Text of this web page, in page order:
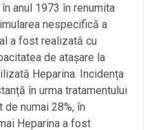
anul 1973 în renumita
nespecifică a
a fost realizată cu
de atașare la
Heparina. Incidența
în urma tratamentului
numai 28%, în
Heparina a fost